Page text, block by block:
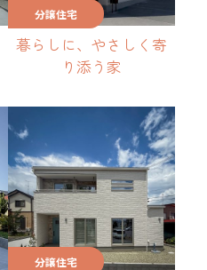
分譲住宅
暮らしに、やさしく寄
り添う家
分譲住宅